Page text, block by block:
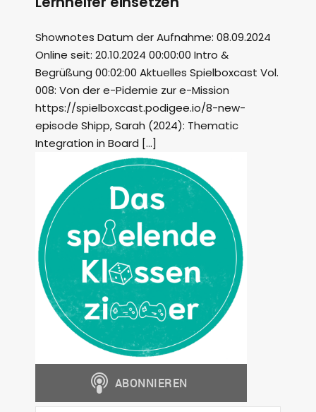
Shownotes Datum der Aufnahme: 08.09.2024
Online seit: 20.10.2024 00:00:00 Intro &
Begrüßung 00:02:00 Aktuelles Spielboxcast Vol.
008: Von der e-Pidemie zur e-Mission
https://spielboxcast.podigee.io/8-new-
episode Shipp, Sarah (2024): Thematic
Integration in Board […]